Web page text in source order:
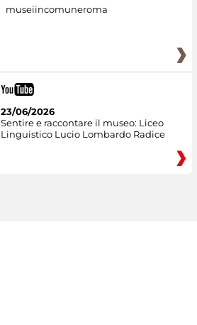
museiincomuneroma
23/06/2026
Sentire e raccontare il museo: Liceo
Linguistico Lucio Lombardo Radice